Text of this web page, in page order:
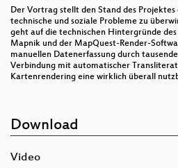
Der Vortrag stellt den Stand des
technische und soziale Probleme zu
geht auf die technischen Hintergründe des
Mapnik und der MapQuest-Render-
manuellen Datenerfassung durch
Verbindung mit automatischer
Kartenrendering eine wirklich überall
Download
Video